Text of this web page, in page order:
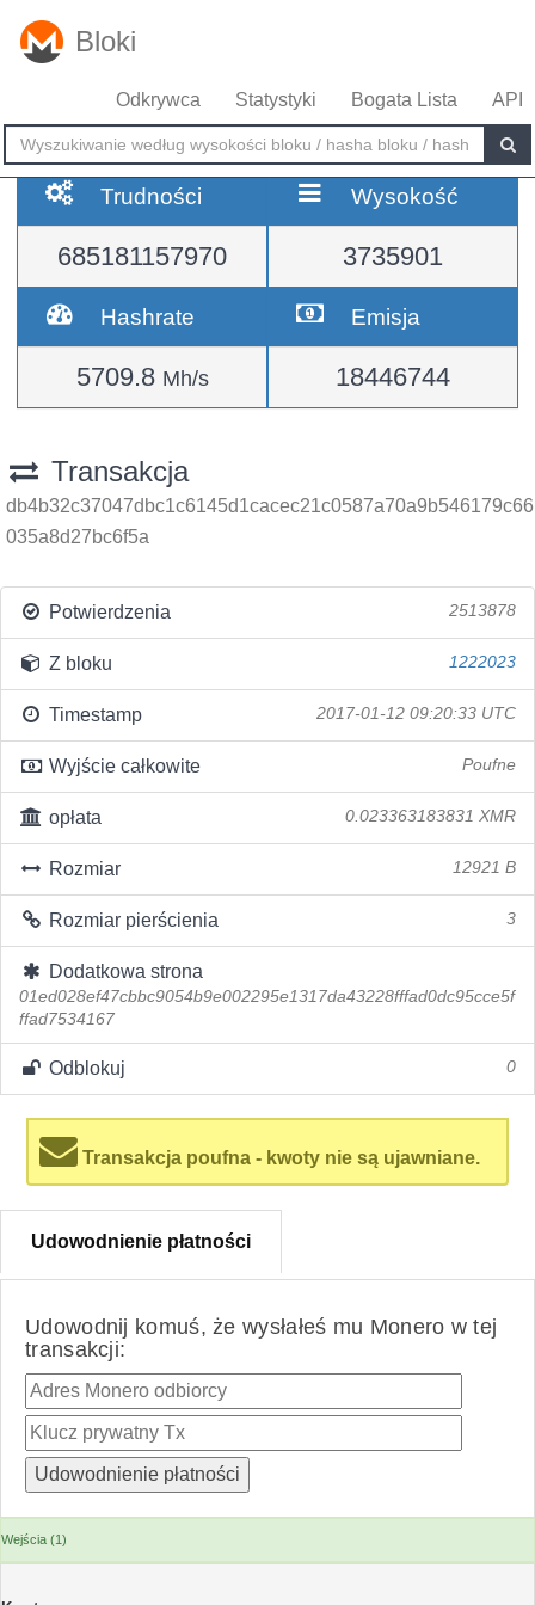
Bloki
Odkrywca Statystyki Bogata Lista API
Trudności
685181157970
Wysokość
3735901
Hashrate
5709.8 Mh/s
Emisja
18446744
Transakcja
db4b32c37047dbc1c6145d1cacec21c0587a70a9b546179c66
035a8d27bc6f5a
Potwierdzenia 2513878
Z bloku 1222023
Timestamp 2017-01-12 09:20:33 UTC
Wyjście całkowite Poufne
opłata 0.023363183831 XMR
Rozmiar 12921 B
Rozmiar pierścienia 3
Dodatkowa strona
01ed028ef47cbbc9054b9e002295e1317da43228fffad0dc95cce5f
ffad7534167
Odblokuj 0
Transakcja poufna - kwoty nie są ujawniane.
Udowodnienie płatności
Udowodnij komuś, że wysłałeś mu Monero w tej
transakcji:
Wejścia (1)